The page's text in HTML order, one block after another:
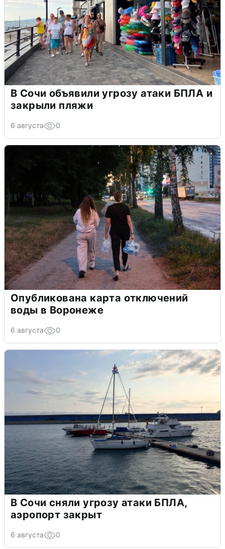
В Сочи объявили угрозу атаки БПЛА и
закрыли пляжи
6 августа 0
Опубликована карта отключений
воды в Воронеже
6 августа 0
В Сочи сняли угрозу атаки БПЛА,
аэропорт закрыт
6 августа 0